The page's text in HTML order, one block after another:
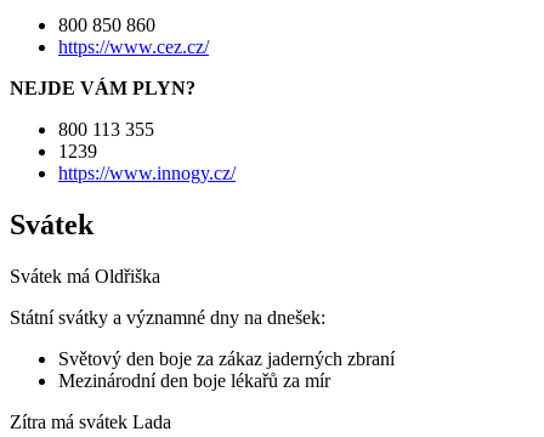
800 850 860
https://www.cez.cz/
NEJDE VÁM PLYN?
800 113 355
1239
https://www.innogy.cz/
Svátek
Svátek má Oldřiška
Státní svátky a významné dny na dnešek:
Světový den boje za zákaz jaderných zbraní
Mezinárodní den boje lékařů za mír
Zítra má svátek Lada